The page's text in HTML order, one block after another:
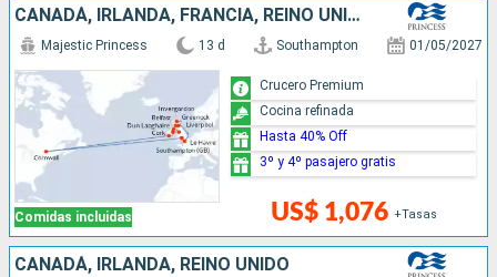
CANADÁ, IRLANDA, FRANCIA, REINO UNIDO
Comidas incluidas
Majestic Princess 13 d Southampton 01/05/2027
US$ 1,076 +Tasas
Crucero Premium
Cocina refinada
Hasta 40% Off
3º y 4º pasajero gratis
CANADÁ, IRLANDA, REINO UNIDO